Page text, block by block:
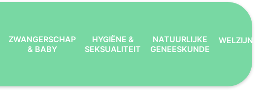
ZWANGERSCHAP
& BABY
HYGIËNE &
SEKSUALITEIT
NATUURLIJKE
GENEESKUNDE
WELZIJN